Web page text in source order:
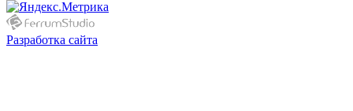
Разработка сайта